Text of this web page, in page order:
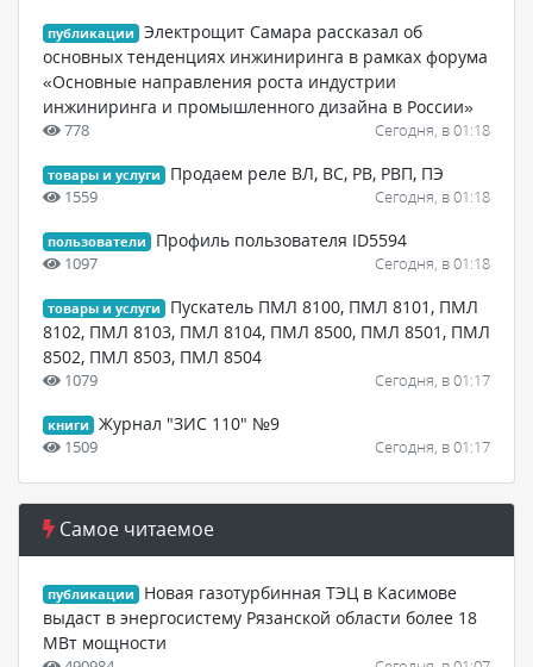
публикации
Электрощит Самара рассказал об
основных тенденциях инжиниринга в рамках форума
«Основные направления роста индустрии
инжиниринга и промышленного дизайна в России»
778 Сегодня, в 01:18
товары и услуги Продаем реле ВЛ, ВС, РВ, РВП, ПЭ
1559 Сегодня, в 01:18
пользователи Профиль пользователя ID5594
1097 Сегодня, в 01:18
товары и услуги
Пускатель ПМЛ 8100, ПМЛ 8101, ПМЛ
8102, ПМЛ 8103, ПМЛ 8104, ПМЛ 8500, ПМЛ 8501, ПМЛ
8502, ПМЛ 8503, ПМЛ 8504
1079 Сегодня, в 01:17
книги Журнал "ЗИС 110" №9
1509 Сегодня, в 01:17
Самое читаемое
публикации
Новая газотурбинная ТЭЦ в Касимове
выдаст в энергосистему Рязанской области более 18
МВт мощности